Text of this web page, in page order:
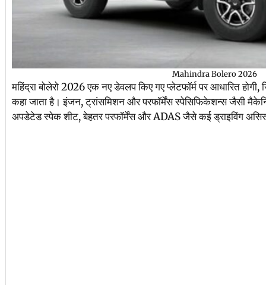
Mahindra Bolero 2026
महिंद्रा बोलेरो 2026 एक नए डेवलप किए गए प्लेटफॉर्म पर आधारित
कहा जाता है। इंजन, ट्रांसमिशन और परफॉर्मेंस स्पेसिफिकेशन्स जैसी
अपडेटेड स्पेक शीट, बेहतर परफॉर्मेंस और ADAS जैसे कई ड्राइविंग